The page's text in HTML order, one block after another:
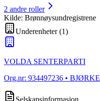
2 andre roller
Kilde: Brønnøysundregistrene
Underenheter(1)
VOLDA SENTERPARTI
Org.nr: 934497236 • BJØRKE
Selskapsinformasjon